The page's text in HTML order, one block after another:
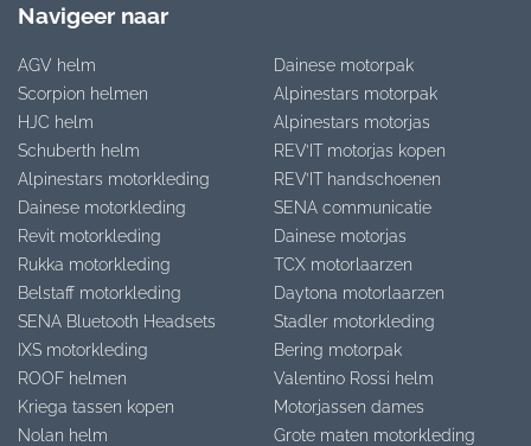
Navigeer naar
AGV helm
Scorpion helmen
HJC helm
Schuberth helm
Alpinestars motorkleding
Dainese motorkleding
Revit motorkleding
Rukka motorkleding
Belstaff motorkleding
SENA Bluetooth Headsets
IXS motorkleding
ROOF helmen
Kriega tassen kopen
Nolan helm
Dainese motorpak
Alpinestars motorpak
Alpinestars motorjas
REV’IT motorjas kopen
REV’IT handschoenen
SENA communicatie
Dainese motorjas
TCX motorlaarzen
Daytona motorlaarzen
Stadler motorkleding
Bering motorpak
Valentino Rossi helm
Motorjassen dames
Grote maten motorkleding